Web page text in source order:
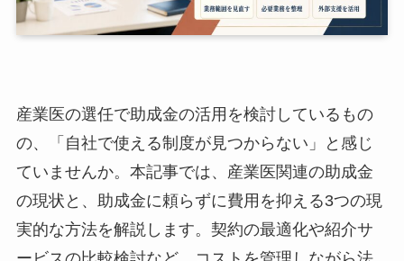
産業医の選任で助成金の活用を検討しているもの
の、「自社で使える制度が見つからない」と感じ
ていませんか。本記事では、産業医関連の助成金
の現状と、助成金に頼らずに費用を抑える3つの
現実的な方法を解説します。契約の最適化や紹介
サービスの比較検討など、コストを管理しながら